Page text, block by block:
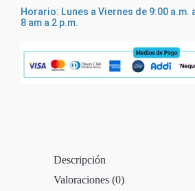
Horario: Lunes a Viernes de 9:00 a.m.
8 am a 2 p.m.
Descripción
Valoraciones (0)